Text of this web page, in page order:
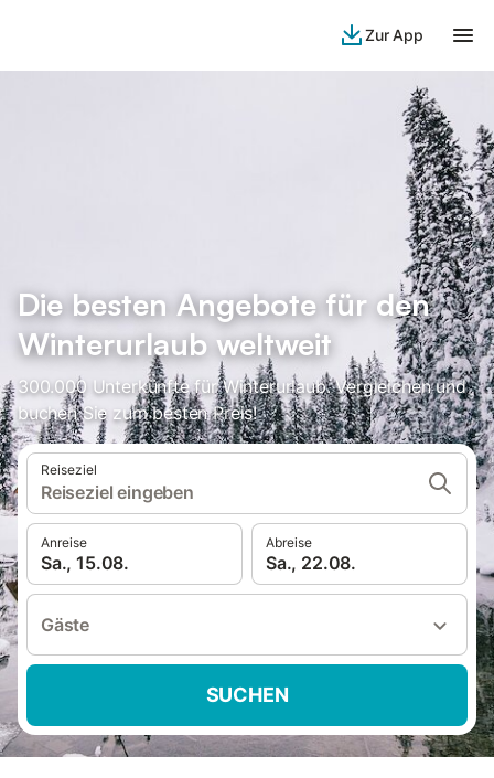
Zur App
Die besten Angebote für den
Winterurlaub weltweit
300.000 Unterkünfte für Winterurlaub. Vergleichen und
buchen Sie zum besten Preis!
Reiseziel
Reiseziel eingeben
Anreise
Sa., 15.08.
Abreise
Sa., 22.08.
Gäste
SUCHEN